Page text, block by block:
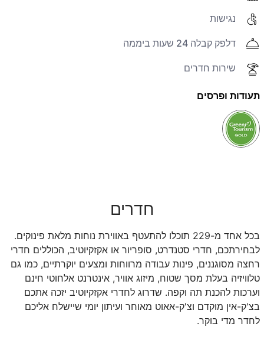
נגישות
דלפק קבלה 24 שעות ביממה
שירות חדרים
תעודות ופרסים
חדרים
בכל אחד מ-229 תוכלו להתעטף באווירת נוחות מלאת פינוקים.
לבחירתכם, חדרי סטנדרט, סופריור או אקזקיוטיב, הכוללים חדרי
רחצה מסוגננים, פינות עבודה מרווחות ומצעים יוקרתיים, כמו גם
טלוויזיה בעלת מסך שטוח, מיזוג אוויר, אינטרנט אלחוטי חינם
וערכות להכנת תה וקפה. שדרוג לחדרי אקזקיוטיב יזכה אתכם
בצ'ק-אין מוקדם וצ'ק-אאוט מאוחר ועיתון יומי שיישלח אליכם
לחדר מדי בוקר.